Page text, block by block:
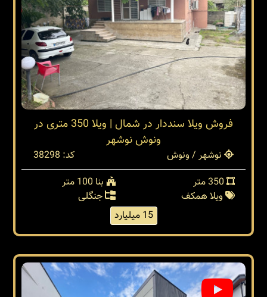
فروش ویلا سنددار در شمال | ویلا 350 متری در
ونوش نوشهر
نوشهر / ونوش
کد: 38298
بنا 100 متر
ویلا همکف
جنگلی
15 میلیارد